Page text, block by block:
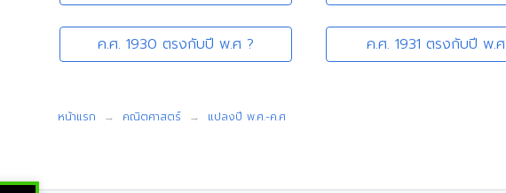
ค.ศ. 1930 ตรงกับปี พ.ศ ? ค.ศ. 1931 ตรงกับปี พ.
หน้าแรก คณิตศาสตร์ แปลงปี พ.ศ.-ค.ศ